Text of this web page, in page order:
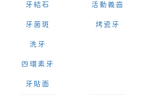
牙結石
牙菌斑
洗牙
四環素牙
牙貼面
活動義齒
烤瓷牙